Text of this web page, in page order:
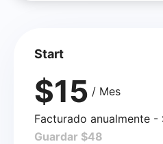
Start
$15 / Mes
Facturado anualmente -
Guardar $48